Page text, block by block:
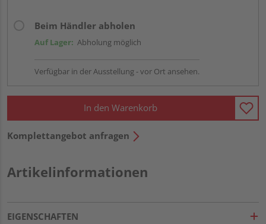
Beim Händler abholen
Auf Lager: Abholung möglich
Verfügbar in der Ausstellung - vor Ort ansehen.
In den Warenkorb
Komplettangebot anfragen
Artikelinformationen
EIGENSCHAFTEN